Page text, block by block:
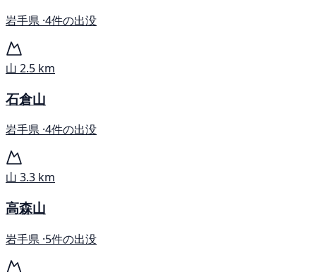
岩手県 ·4件の出没
山 2.5 km
石倉山
岩手県 ·4件の出没
山 3.3 km
高森山
岩手県 ·5件の出没